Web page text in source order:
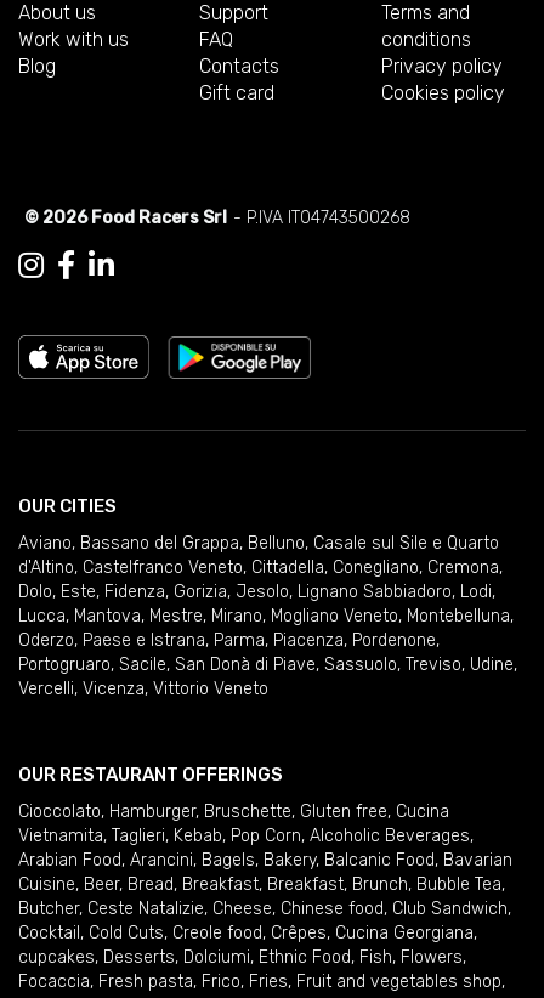
About us
Work with us
Blog
Support
FAQ
Contacts
Gift card
Terms and
conditions
Privacy policy
Cookies policy
© 2026 Food Racers Srl - P.IVA IT04743500268
OUR CITIES
Aviano, Bassano del Grappa, Belluno, Casale sul Sile e Quarto
d'Altino, Castelfranco Veneto, Cittadella, Conegliano, Cremona,
Dolo, Este, Fidenza, Gorizia, Jesolo, Lignano Sabbiadoro, Lodi,
Lucca, Mantova, Mestre, Mirano, Mogliano Veneto, Montebelluna,
Oderzo, Paese e Istrana, Parma, Piacenza, Pordenone,
Portogruaro, Sacile, San Donà di Piave, Sassuolo, Treviso, Udine,
Vercelli, Vicenza, Vittorio Veneto
OUR RESTAURANT OFFERINGS
Cioccolato, Hamburger, Bruschette, Gluten free, Cucina
Vietnamita, Taglieri, Kebab, Pop Corn, Alcoholic Beverages,
Arabian Food, Arancini, Bagels, Bakery, Balcanic Food, Bavarian
Cuisine, Beer, Bread, Breakfast, Breakfast, Brunch, Bubble Tea,
Butcher, Ceste Natalizie, Cheese, Chinese food, Club Sandwich,
Cocktail , Cold Cuts, Creole food, Crêpes, Cucina Georgiana,
cupcakes, Desserts, Dolciumi, Ethnic Food, Fish, Flowers,
Focaccia, Fresh pasta, Frico, Fries, Fruit and vegetables shop,